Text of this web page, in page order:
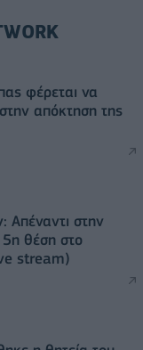
φέρεται να
απόκτηση της
Απέναντι στην
5η θέση στο
stream)